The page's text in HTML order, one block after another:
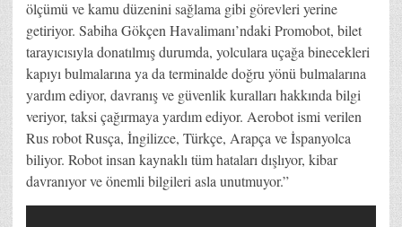
ölçümü ve kamu düzenini sağlama gibi görevleri yerine
getiriyor. Sabiha Gökçen Havalimanı’ndaki Promobot, bilet
tarayıcısıyla donatılmış durumda, yolculara uçağa binecekleri
kapıyı bulmalarına ya da terminalde doğru yönü bulmalarına
yardım ediyor, davranış ve güvenlik kuralları hakkında bilgi
veriyor, taksi çağırmaya yardım ediyor. Aerobot ismi verilen
Rus robot Rusça, İngilizce, Türkçe, Arapça ve İspanyolca
biliyor. Robot insan kaynaklı tüm hataları dışlıyor, kibar
davranıyor ve önemli bilgileri asla unutmuyor.”